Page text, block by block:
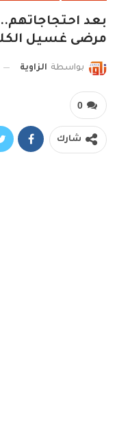
بعد
مرضى غسيل
بواسطة الزاوية
0
شارك